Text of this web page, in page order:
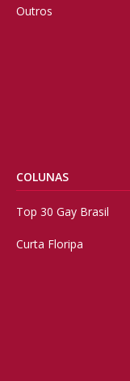
Outros
COLUNAS
Top 30 Gay Brasil
Curta Floripa